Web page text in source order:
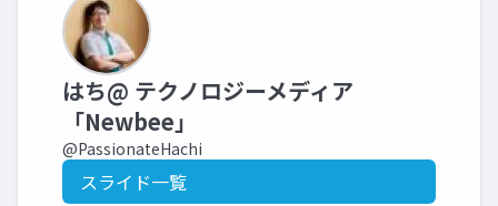
はち@ テクノロジーメディア
「Newbee」
@PassionateHachi
スライド一覧